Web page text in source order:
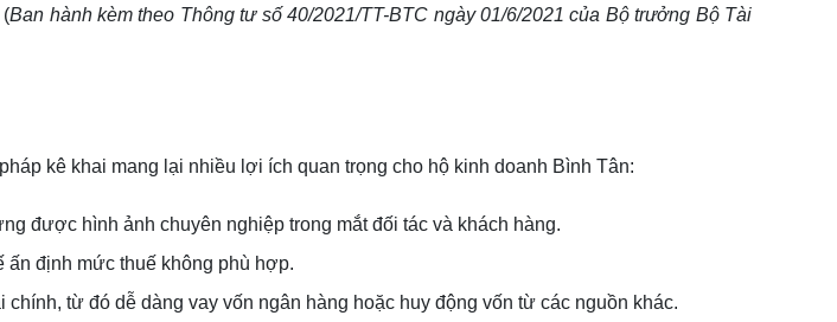
(Ban hành kèm theo Thông tư số 40/2021/TT-BTC ngày 01/6/2021 của Bộ trưởng Bộ Tài
kê khai mang lại nhiều lợi ích quan trọng cho hộ kinh doanh Bình Tân:
được hình ảnh chuyên nghiệp trong mắt đối tác và khách hàng.
ấn định mức thuế không phù hợp.
từ đó dễ dàng vay vốn ngân hàng hoặc huy động vốn từ các nguồn khác.